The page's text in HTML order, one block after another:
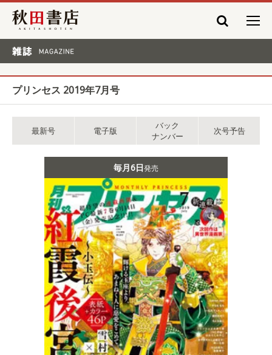
秋田書店
プリンセス 2019年7月号
最新号 電子版
バック
ナンバー
次号予告
毎月6日発売